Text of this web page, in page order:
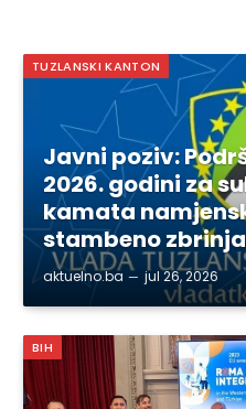
TUZLANSKI KANTON
Javni poziv:
2026. godini za
kamata
stambeno
aktuelno.ba jul 26, 2026
BIH